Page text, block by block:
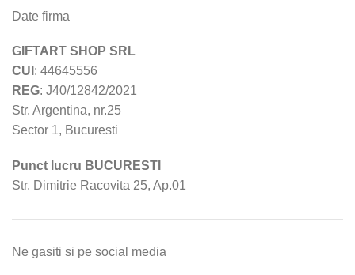
Date firma
GIFTART SHOP SRL
CUI : 44645556
REG: J40/12842/2021
Str. Argentina, nr.25
Sector 1, Bucuresti
Punct lucru BUCURESTI
Str. Dimitrie Racovita 25, Ap.01
Ne gasiti si pe social media